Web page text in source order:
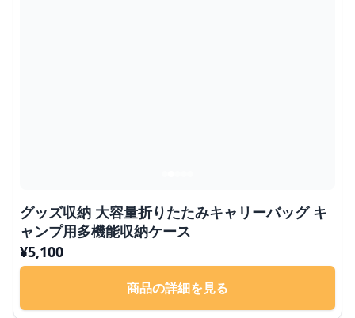
グッズ収納 大容量折りたたみキャリーバッグ キ
ャンプ用多機能収納ケース
¥5,100
商品の詳細を見る